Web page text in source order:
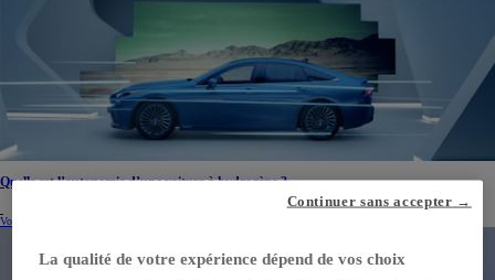
Quelle est l’autonomie d’une voiture à hydrogène ?
Voir plus
La qualité de votre expérience dépend de vos choix
Continuer sans accepter →